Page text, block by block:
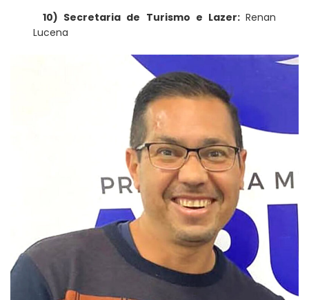
10) Secretaria de Turismo e Lazer: Renan
Lucena